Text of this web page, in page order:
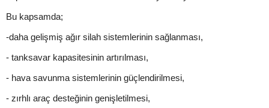
Bu kapsamda;
-daha gelişmiş ağır silah sistemlerinin sağlanması,
- tanksavar kapasitesinin artırılması,
- hava savunma sistemlerinin güçlendirilmesi,
- zırhlı araç desteğinin genişletilmesi,